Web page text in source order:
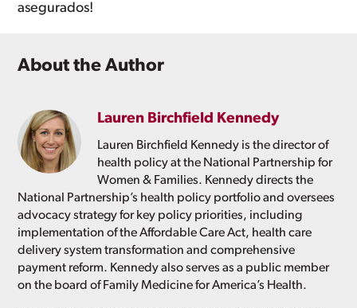
asegurados!
About the Author
Lauren Birchfield Kennedy
Lauren Birchfield Kennedy is the director of
health policy at the National Partnership for
Women & Families. Kennedy directs the
National Partnership’s health policy portfolio and oversees
advocacy strategy for key policy priorities, including
implementation of the Affordable Care Act, health care
delivery system transformation and comprehensive
payment reform. Kennedy also serves as a public member
on the board of Family Medicine for America’s Health.